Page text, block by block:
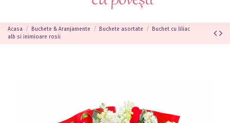
Acasa Buchete & Aranjamente Buchete asortate
Buchet cu liliac
alb si inimioare rosii